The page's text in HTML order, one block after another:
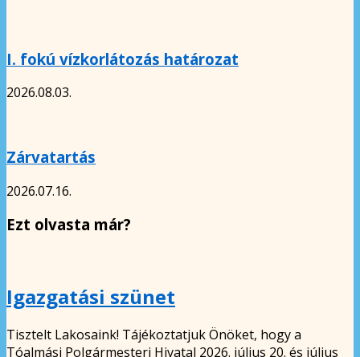
I. fokú vízkorlátozás határozat
2026.08.03.
Zárvatartás
2026.07.16.
Ezt olvasta már?
Igazgatási szünet
Tisztelt Lakosaink! Tájékoztatjuk Önöket, hogy a
Tóalmási Polgármesteri Hivatal 2026. július 20. és július